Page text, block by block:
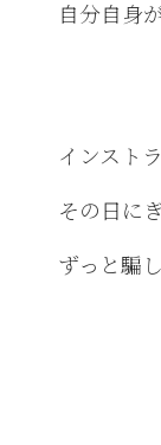
自分自身
インスト
その日に
ずっと騙